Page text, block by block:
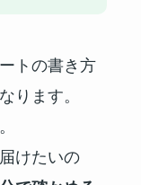
トの書き方
ります。
けたいの